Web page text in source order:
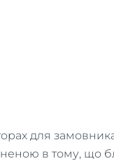
для
в тому, що